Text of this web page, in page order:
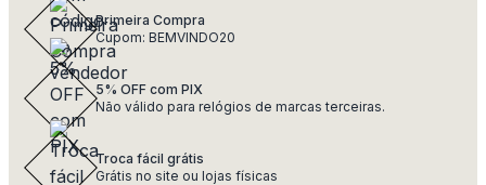
Primeira Compra
Cupom: BEMVINDO20
5% OFF com PIX
Não válido para relógios de marcas terceiras.
Troca fácil grátis
Grátis no site ou lojas físicas